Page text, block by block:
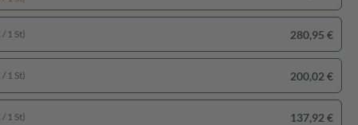
1 St) 280,95 €
1 St) 200,02 €
1 St) 137,92 €